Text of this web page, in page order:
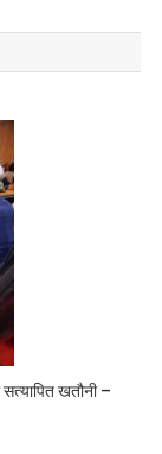
खतौनी –